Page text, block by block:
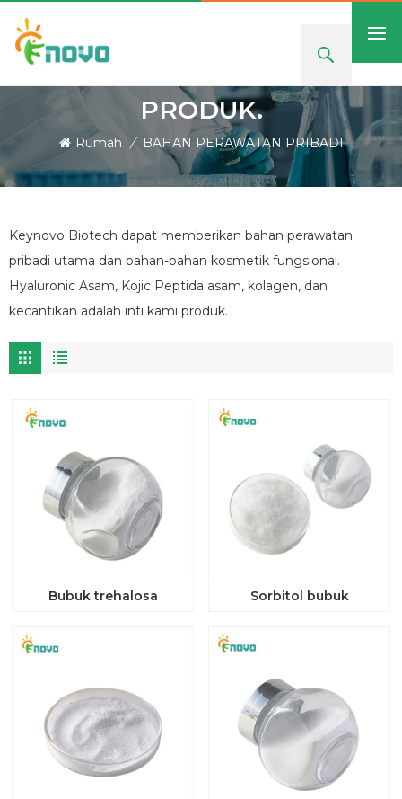
PRODUK.
Rumah / BAHAN PERAWATAN PRIBADI
Keynovo Biotech dapat memberikan bahan perawatan
pribadi utama dan bahan-bahan kosmetik fungsional.
Hyaluronic Asam, Kojic Peptida asam, kolagen, dan
kecantikan adalah inti kami produk.
Bubuk trehalosa Sorbitol bubuk